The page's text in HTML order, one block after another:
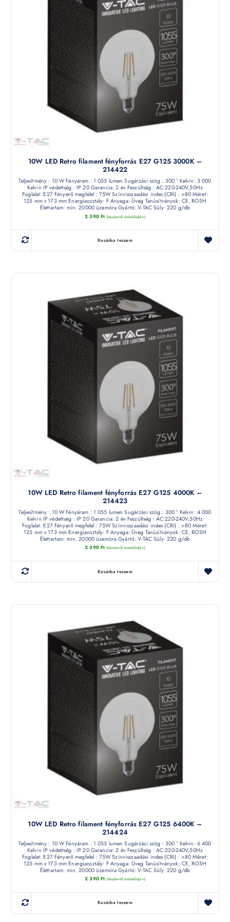
10W LED Retro filament fényforrás E27 G125 3000K –
214422
Teljesítmény : 10 W Fényáram : 1 055 lumen Sugárzási szög : 300 ° Kelvin: 3 000
Kelvin IP védettség : IP 20 Garancia: 2 év Feszültség : AC:220-240V,50Hz
Foglalat: E27 Fényerő megfelel : 75W Színvisszaadási index (CRI) : >80 Méret:
125 mm x 173 mm Energiaosztály: F Anyaga: Üveg Tanúsítványok: CE, ROSH
Élettartam: min. 20000 üzemóra Gyártó: V-TAC Súly: 220 g/db
2 390 Ft (készletről érdeklődjön)
Kosárba teszem
10W LED Retro filament fényforrás E27 G125 4000K –
214423
Teljesítmény : 10 W Fényáram : 1 055 lumen Sugárzási szög : 300 ° Kelvin: 4 000
Kelvin IP védettség : IP 20 Garancia: 2 év Feszültség : AC:220-240V,50Hz
Foglalat: E27 Fényerő megfelel : 75W Színvisszaadási index (CRI) : >80 Méret:
125 mm x 173 mm Energiaosztály: F Anyaga: Üveg Tanúsítványok: CE, ROSH
Élettartam: min. 20000 üzemóra Gyártó: V-TAC Súly: 220 g/db
2 390 Ft (készletről érdeklődjön)
Kosárba teszem
10W LED Retro filament fényforrás E27 G125 6400K –
214424
Teljesítmény : 10 W Fényáram : 1 055 lumen Sugárzási szög : 300 ° Kelvin: 6 400
Kelvin IP védettség : IP 20 Garancia: 2 év Feszültség : AC:220-240V,50Hz
Foglalat: E27 Fényerő megfelel : 75W Színvisszaadási index (CRI) : >80 Méret:
125 mm x 173 mm Energiaosztály: F Anyaga: Üveg Tanúsítványok: CE, ROSH
Élettartam: min. 20000 üzemóra Gyártó: V-TAC Súly: 220 g/db
2 390 Ft (készletről érdeklődjön)
Kosárba teszem